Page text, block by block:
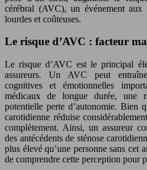
cérébral (AVC), un événement aux
lourdes et coûteuses.
Le risque d’AVC : facteur
Le risque d’AVC est le principal
assureurs. Un AVC peut
cognitives et émotionnelles
médicaux de longue durée, une
potentielle perte d’autonomie. Bien
carotidienne réduise
complètement. Ainsi, un assureur
des antécédents de sténose
plus élevé qu’une personne sans cet
de comprendre cette perception pour